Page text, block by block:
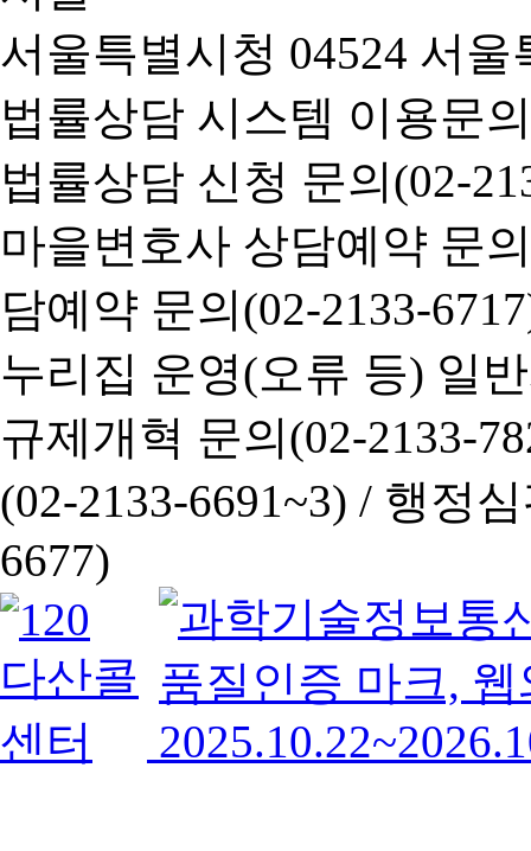
서울특별시청 04524 서
법률상담 시스템 이용문
법률상담 신청 문의(02-
마을변호사 상담예약 문
담예약 문의(02-2133-
누리집 운영(오류 등) 일
규제개혁 문의(02-2133-
(02-2133-6691~3) / 행정심
6677)